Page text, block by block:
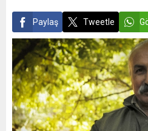
Paylaş Tweetle